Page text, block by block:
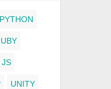
PYTHON
JS
UNITY